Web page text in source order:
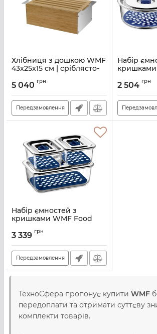
Хлібниця з дошкою WMF
43x25x15 см | сріблясто-
6040)
Артикул:M00160995
5 040 грн
Передзамовлення
Набір
кришками
Артикул:
2 504 грн
Набір ємностей з
кришками WMF Food
Артикул:
3 339 грн
Передзамовлення
ТехноСфера пропонує купити WMF
передоплати та отримати суттєву
комплекти товарів.